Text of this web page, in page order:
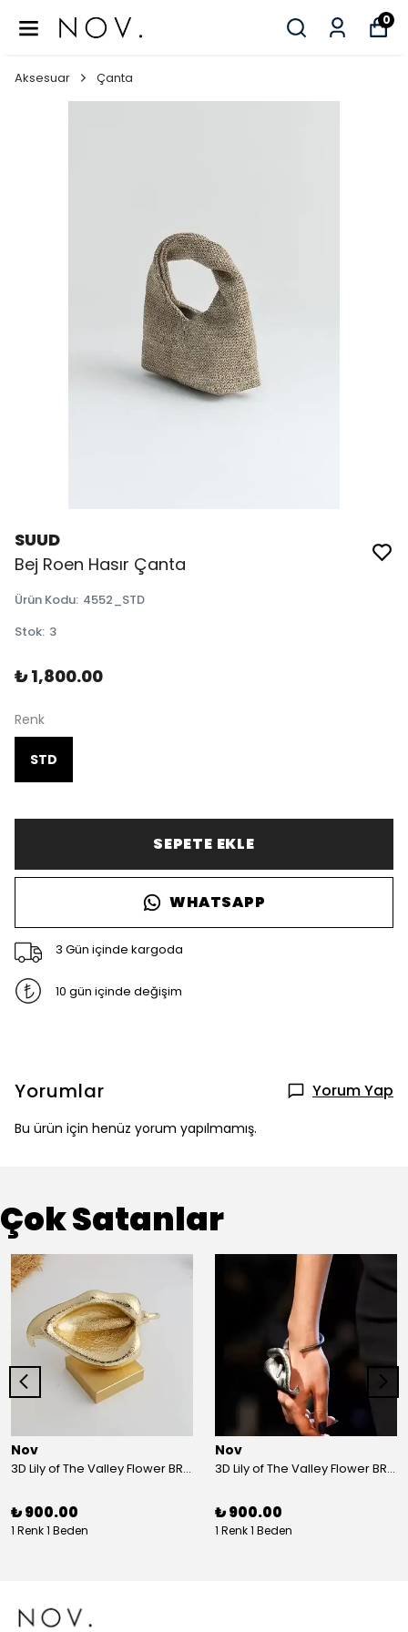
0
Aksesuar Çanta
SUUD
Bej Roen Hasır Çanta
Ürün Kodu: 4552_STD
Stok: 3
₺ 1,800.00
Renk
STD
SEPETE EKLE
WHATSAPP
3 Gün içinde kargoda
10 gün içinde değişim
Yorumlar Yorum Yap
Bu ürün için henüz yorum yapılmamış.
Çok Satanlar
Nov
3D Lily of The Valley Flower BRACELET G
₺ 900.00
1 Renk 1 Beden
Nov
3D Lily of The Valley Flower BRACELET S
₺ 900.00
1 Renk 1 Beden